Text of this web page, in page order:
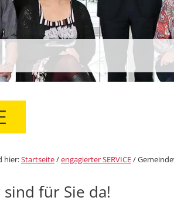
hier:Startseite/engagierter SERVICE/
für Sie da!